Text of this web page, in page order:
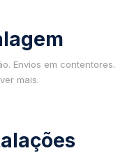
Envios em contentores.
mais.